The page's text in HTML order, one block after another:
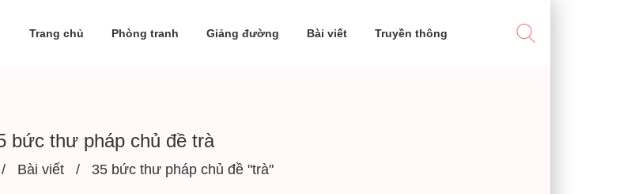
Trang chủ Phòng tranh Giảng đường Bài viết Truyền thông
bức thư pháp chủ đề trà
Bài viết 35 bức thư pháp chủ đề "trà"